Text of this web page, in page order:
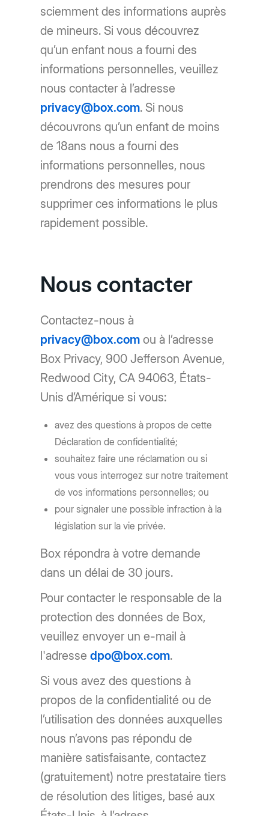
sciemment des informations auprès
de mineurs. Si vous découvrez
qu’un enfant nous a fourni des
informations personnelles, veuillez
nous contacter à l’adresse
privacy@box.com. Si nous
découvrons qu’un enfant de moins
de 18ans nous a fourni des
informations personnelles, nous
prendrons des mesures pour
supprimer ces informations le plus
rapidement possible.
Nous contacter
Contactez-nous à
privacy@box.com ou à l’adresse
Box Privacy, 900 Jefferson Avenue,
Redwood City, CA 94063, États-
Unis d’Amérique si vous:
avez des questions à propos de cette
Déclaration de confidentialité;
souhaitez faire une réclamation ou si
vous vous interrogez sur notre traitement
de vos informations personnelles; ou
pour signaler une possible infraction à la
législation sur la vie privée.
Box répondra à votre demande
dans un délai de 30 jours.
Pour contacter le responsable de la
protection des données de Box,
veuillez envoyer un e-mail à
l'adressedpo@box.com.
Si vous avez des questions à
propos de la confidentialité ou de
l’utilisation des données auxquelles
nous n’avons pas répondu de
manière satisfaisante, contactez
(gratuitement) notre prestataire tiers
de résolution des litiges, basé aux